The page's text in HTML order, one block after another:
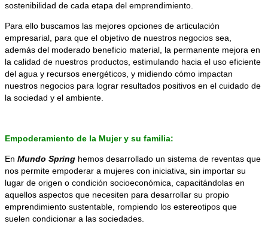
sostenibilidad de cada etapa del emprendimiento.
Para ello buscamos las mejores opciones de articulación
empresarial, para que el objetivo de nuestros negocios sea,
además del moderado beneficio material, la permanente mejora en
la calidad de nuestros productos, estimulando hacia el uso eficiente
del agua y recursos energéticos, y midiendo cómo impactan
nuestros negocios para lograr resultados positivos en el cuidado de
la sociedad y el ambiente.
Empoderamiento de la Mujer y su familia:
En Mundo Spring hemos desarrollado un sistema de reventas que
nos permite empoderar a mujeres con iniciativa, sin importar su
lugar de origen o condición socioeconómica, capacitándolas en
aquellos aspectos que necesiten para desarrollar su propio
emprendimiento sustentable, rompiendo los estereotipos que
suelen condicionar a las sociedades.